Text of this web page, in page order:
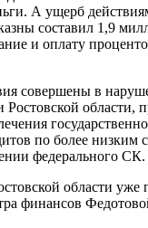
А ущерб
составил 1,9
и оплату
совершены в
Ростовской области,
по более низким
федерального СК.
области
финансов